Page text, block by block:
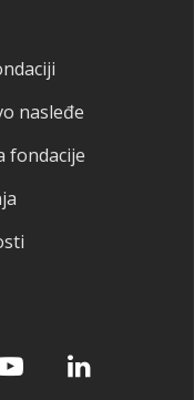
nasleđe
fondacije